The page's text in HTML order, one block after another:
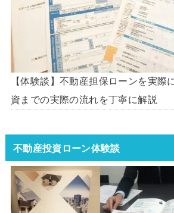
【体験談】不動産担保ローンを実際
資までの実際の流れを丁寧に解説
不動産投資ローン体験談